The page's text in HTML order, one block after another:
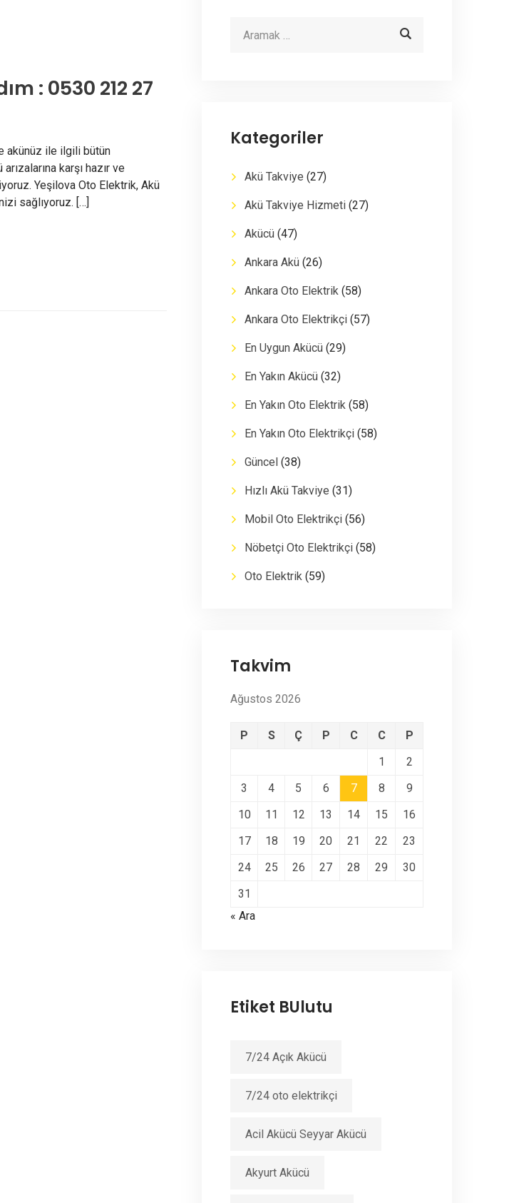
: 0530 212 27
akünüz ile ilgili bütün
karşı hazır ve
Yeşilova Oto Elektrik, Akü
sağlıyoruz. […]
Kategoriler
Akü Takviye (27)
Akü Takviye Hizmeti (27)
Akücü (47)
Ankara Akü (26)
Ankara Oto Elektrik (58)
Ankara Oto Elektrikçi (57)
En Uygun Akücü (29)
En Yakın Akücü (32)
En Yakın Oto Elektrik (58)
En Yakın Oto Elektrikçi (58)
Güncel (38)
Hızlı Akü Takviye (31)
Mobil Oto Elektrikçi (56)
Nöbetçi Oto Elektrikçi (58)
Oto Elektrik (59)
Takvim
Ağustos 2026
P S Ç P C C
P
1
2
3
4 5 6 7 8
9
10
11 12 13 14 15
16
17
18 19 20 21 22
23
24
25 26 27 28 29
30
31
« Ara
Etiket BUlutu
7/24 Açık Akücü
7/24 oto elektrikçi
Acil Akücü Seyyar Akücü
Akyurt Akücü